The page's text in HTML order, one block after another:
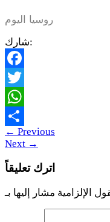
روسيا اليوم
شارك:
Facebook
Twitter
WhatsApp
Share
← Previous
Next →
اترك تعليقاً